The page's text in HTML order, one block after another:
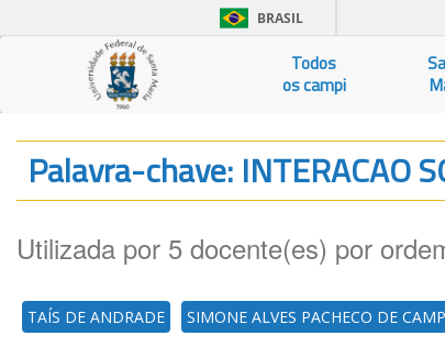
BRASIL
Todos
os campi
Palavra-chave: INTERACAO
Utilizada por 5 docente(es) por
TAÍS DE ANDRADE SIMONE ALVES PACHECO DE